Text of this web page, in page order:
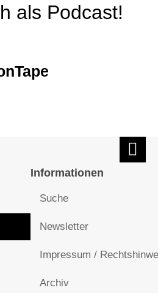
als Podcast!
Informationen
Suche
Newsletter
Impressum /
Archiv